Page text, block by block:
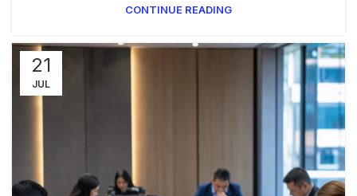
CONTINUE READING
21
JUL